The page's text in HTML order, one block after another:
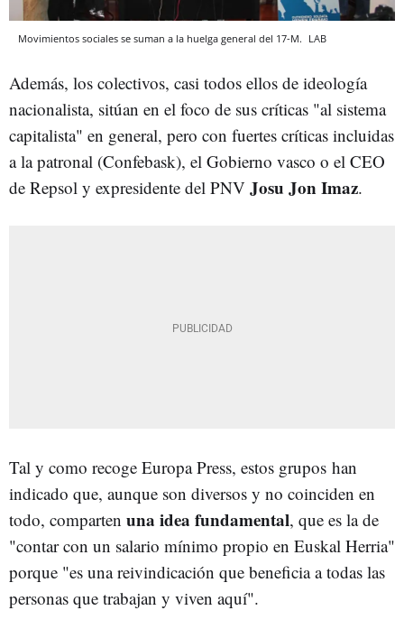
Movimientos sociales se suman a la huelga general del 17-M. LAB
Además, los colectivos, casi todos ellos de ideología
nacionalista, sitúan en el foco de sus críticas "al sistema
capitalista" en general, pero con fuertes críticas incluidas
a la patronal (Confebask), el Gobierno vasco o el CEO
de Repsol y expresidente del PNV Josu Jon Imaz.
Tal y como recoge Europa Press, estos grupos han
indicado que, aunque son diversos y no coinciden en
todo, comparten una idea fundamental, que es la de
"contar con un salario mínimo propio en Euskal Herria"
porque "es una reivindicación que beneficia a todas las
personas que trabajan y viven aquí".